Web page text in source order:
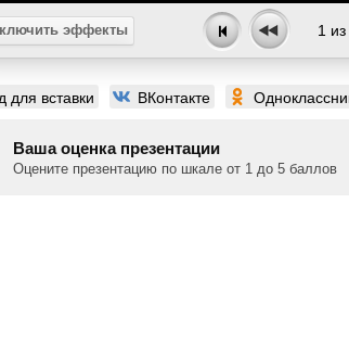
эффекты 1 из
для вставки ВКонтакте
Ваша оценка презентации
Оцените презентацию по шкале от 1 до 5 баллов